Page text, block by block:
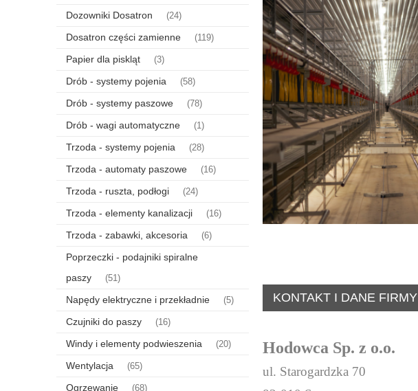
Dozowniki Dosatron (24)
Dosatron części zamienne (119)
Papier dla piskląt (3)
Drób - systemy pojenia (58)
Drób - systemy paszowe (78)
Drób - wagi automatyczne (1)
Trzoda - systemy pojenia (28)
Trzoda - automaty paszowe (16)
Trzoda - ruszta, podłogi (24)
Trzoda - elementy kanalizacji (16)
Trzoda - zabawki, akcesoria (6)
Poprzeczki - podajniki spiralne
paszy
(51)
Napędy elektryczne i przekładnie (5)
Czujniki do paszy (16)
Windy i elementy podwieszenia (20)
Wentylacja (65)
Ogrzewanie (68)
KONTAKT I DANE FIRMY
Hodowca Sp. z o.o.
ul. Starogardzka 70